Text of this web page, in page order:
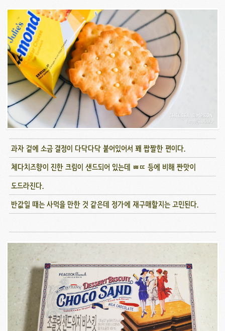
과자 겉에 소금 결정이 다닥다닥 붙어있어서 꽤 짭짤한 편이다.
체다치즈향이 진한 크림이 샌드되어 있는데 ㅃㄸ 등에 비해 짠맛이
도드라진다.
반값일 때는 사먹을 만한 것 같은데 정가에 재구매할지는 고민된다.